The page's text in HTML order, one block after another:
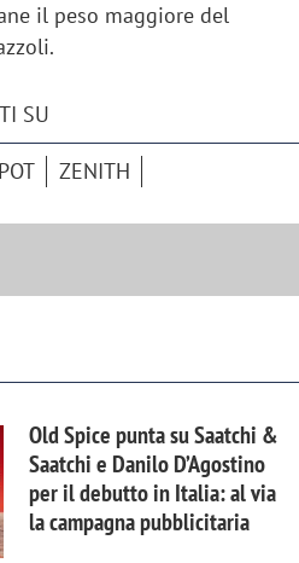
il peso maggiore del
SU
ZENITH
Old Spice punta su Saatchi &
Saatchi e Danilo D’Agostino
per il debutto in Italia: al via
la campagna pubblicitaria